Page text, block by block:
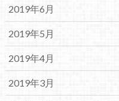
2019年6月
2019年5月
2019年4月
2019年3月